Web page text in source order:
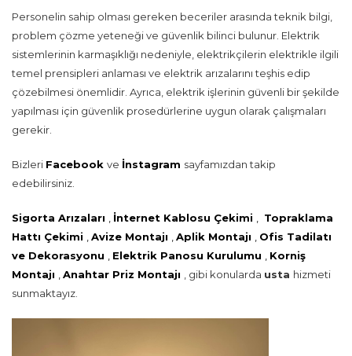
Personelin sahip olması gereken beceriler arasında teknik bilgi,
problem çözme yeteneği ve güvenlik bilinci bulunur. Elektrik
sistemlerinin karmaşıklığı nedeniyle, elektrikçilerin elektrikle ilgili
temel prensipleri anlaması ve elektrik arızalarını teşhis edip
çözebilmesi önemlidir. Ayrıca, elektrik işlerinin güvenli bir şekilde
yapılması için güvenlik prosedürlerine uygun olarak çalışmaları
gerekir.
Bizleri Facebook ve İnstagram sayfamızdan takip
edebilirsiniz.
Sigorta Arızaları İnternet Kablosu Çekimi
Topraklama
Hattı Çekimi
Avize Montajı Aplik Montajı
Ofis Tadilatı
ve Dekorasyonu
Elektrik Panosu Kurulumu
Korniş
Montajı
Anahtar Priz Montajı , gibi konularda usta hizmeti
sunmaktayız.